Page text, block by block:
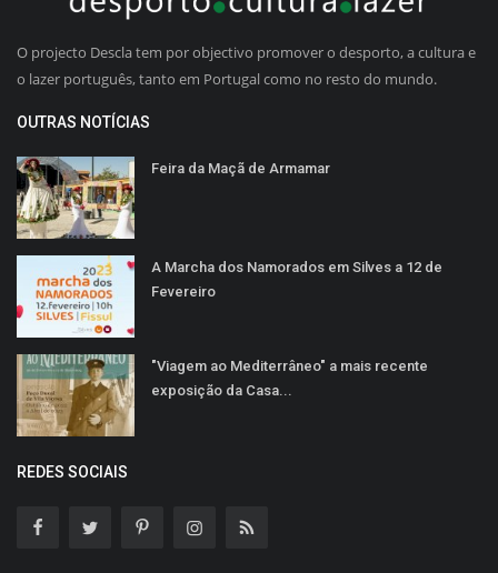
O projecto Descla tem por objectivo promover o desporto, a cultura e
o lazer português, tanto em Portugal como no resto do mundo.
OUTRAS NOTÍCIAS
Feira da Maçã de Armamar
A Marcha dos Namorados em Silves a 12 de
Fevereiro
"Viagem ao Mediterrâneo" a mais recente
exposição da Casa...
REDES SOCIAIS